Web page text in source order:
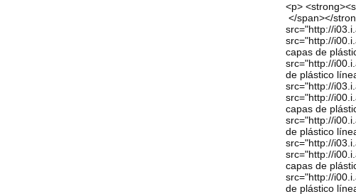
<p>
</span></
src="http://
src="http://
capas de
src="http://
de plástico
src="http://
src="http://
capas de
src="http://
de plástico
src="http://
src="http://
capas de
src="http://
de plástico